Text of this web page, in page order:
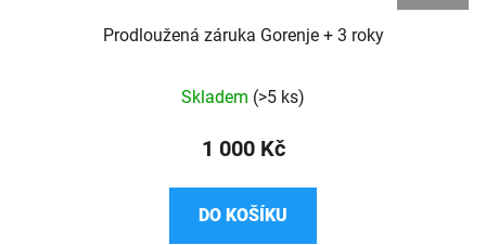
Prodloužená záruka Gorenje + 3 roky
hodnocení
produktu
z
Skladem (>5 ks)
1 000 Kč
DO KOŠÍKU